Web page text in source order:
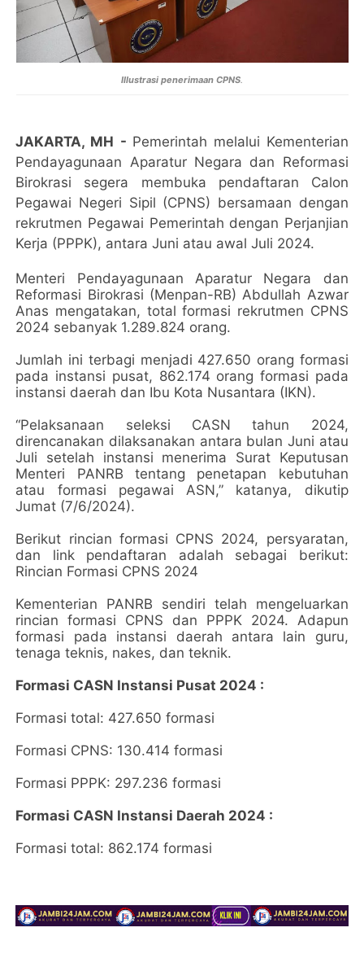
Illustrasi penerimaan CPNS.
JAKARTA, MH - Pemerintah melalui Kementerian
Pendayagunaan Aparatur Negara dan Reformasi
Birokrasi segera membuka pendaftaran Calon
Pegawai Negeri Sipil (CPNS) bersamaan dengan
rekrutmen Pegawai Pemerintah dengan Perjanjian
Kerja (PPPK), antara Juni atau awal Juli 2024.
Menteri Pendayagunaan Aparatur Negara dan
Reformasi Birokrasi (Menpan-RB) Abdullah Azwar
Anas mengatakan, total formasi rekrutmen CPNS
2024 sebanyak 1.289.824 orang.
Jumlah ini terbagi menjadi 427.650 orang formasi
pada instansi pusat, 862.174 orang formasi pada
instansi daerah dan Ibu Kota Nusantara (IKN).
“Pelaksanaan seleksi CASN tahun 2024,
direncanakan dilaksanakan antara bulan Juni atau
Juli setelah instansi menerima Surat Keputusan
Menteri PANRB tentang penetapan kebutuhan
atau formasi pegawai ASN,” katanya, dikutip
Jumat (7/6/2024).
Berikut rincian formasi CPNS 2024, persyaratan,
dan link pendaftaran adalah sebagai berikut:
Rincian Formasi CPNS 2024
Kementerian PANRB sendiri telah mengeluarkan
rincian formasi CPNS dan PPPK 2024. Adapun
formasi pada instansi daerah antara lain guru,
tenaga teknis, nakes, dan teknik.
Formasi CASN Instansi Pusat 2024 :
Formasi total: 427.650 formasi
Formasi CPNS: 130.414 formasi
Formasi PPPK: 297.236 formasi
Formasi CASN Instansi Daerah 2024 :
Formasi total: 862.174 formasi